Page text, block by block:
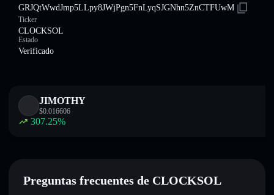
GRJQtWwdJmp5LLpy8JWjPgn5FnLyqSJGNhn5ZnCTFUwM
Ticker
CLOCKSOL
Estado
Verificado
JIMOTHY
$0.016606
307.25%
Preguntas frecuentes de CLOCKSOL